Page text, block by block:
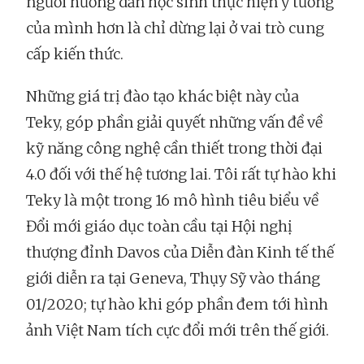
của mình hơn là chỉ dừng lại ở vai trò cung
cấp kiến thức.
Những giá trị đào tạo khác biệt này của
Teky, góp phần giải quyết những vấn đề về
kỹ năng công nghệ cần thiết trong thời đại
4.0 đối với thế hệ tương lai. Tôi rất tự hào khi
Teky là một trong 16 mô hình tiêu biểu về
Đổi mới giáo dục toàn cầu tại Hội nghị
thượng đỉnh Davos của Diễn đàn Kinh tế thế
giới diễn ra tại Geneva, Thụy Sỹ vào tháng
01/2020; tự hào khi góp phần đem tới hình
ảnh Việt Nam tích cực đổi mới trên thế giới.